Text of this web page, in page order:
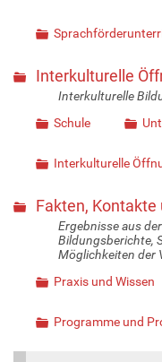
Interkulturelle
Interkulturelle
Schule
Interkulturelle
Fakten, Kontakte
Ergebnisse aus
Bildungsberichte,
Möglichkeiten der
Praxis und Wissen
Programme und